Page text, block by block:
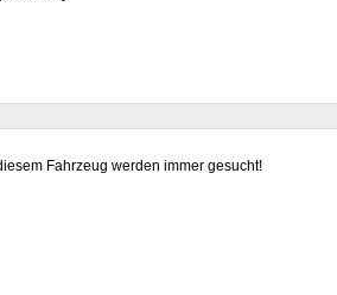
Fahrzeug werden immer gesucht!